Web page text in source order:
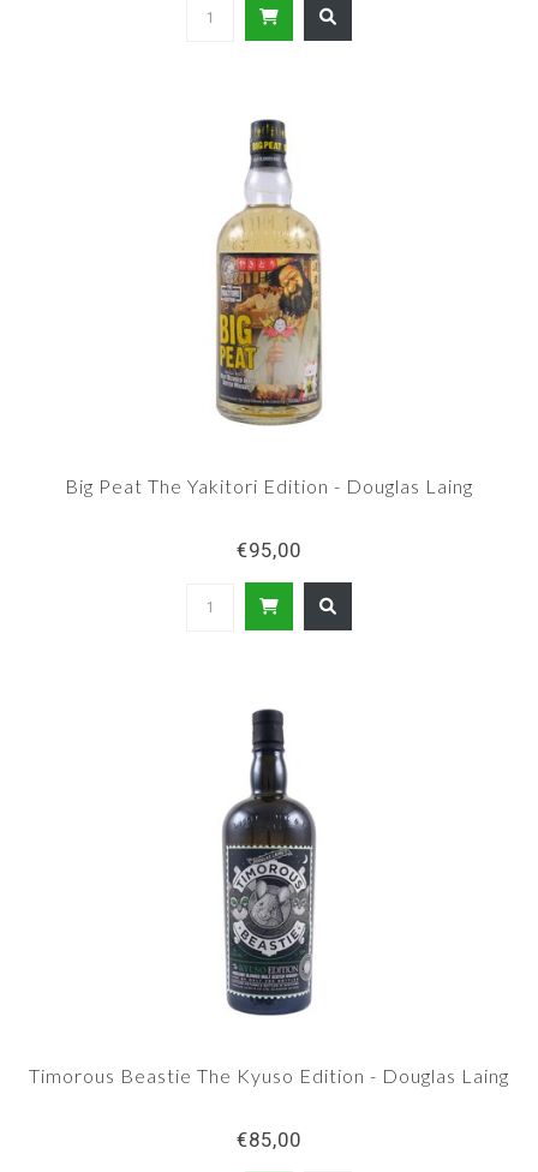
Big Peat The Yakitori Edition - Douglas Laing
€95,00
Timorous Beastie The Kyuso Edition - Douglas Laing
€85,00